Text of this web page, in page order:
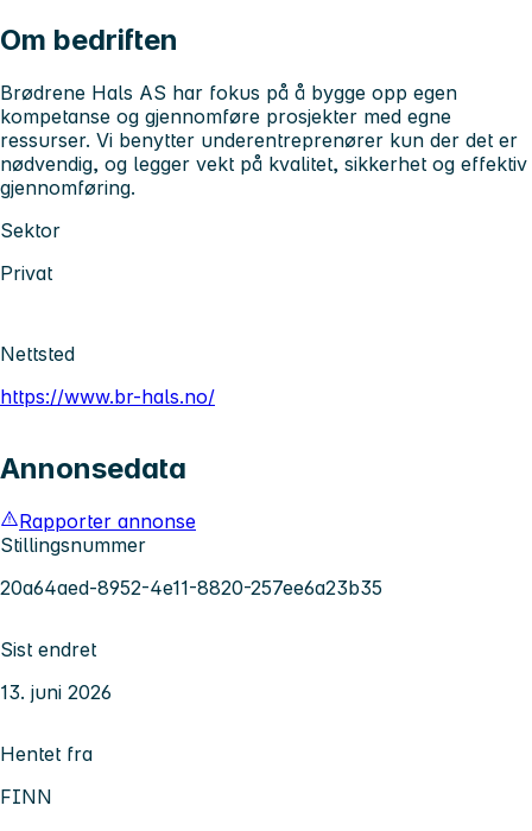
Om bedriften
Brødrene Hals AS har fokus på å bygge opp egen
kompetanse og gjennomføre prosjekter med egne
ressurser. Vi benytter underentreprenører kun der det er
nødvendig, og legger vekt på kvalitet, sikkerhet og effektiv
gjennomføring.
Sektor
Privat
Nettsted
https://www.br-hals.no/
Annonsedata
Rapporter annonse
Stillingsnummer
20a64aed-8952-4e11-8820-257ee6a23b35
Sist endret
13. juni 2026
Hentet fra
FINN